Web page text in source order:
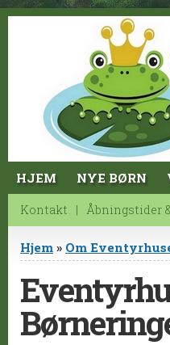
Jump to Content
HJEM NYE BØRN
Kontakt Åbningstider
Du er her
Hjem » Om